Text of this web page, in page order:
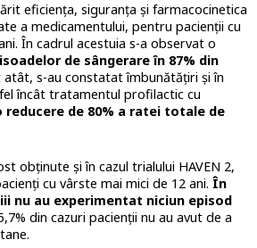
eficiența, siguranța și farmacocinetica
a medicamentului, pentru pacienții cu
În cadrul acestuia s-a observat o
de sângerare în 87% din
s-au constatat îmbunătățiri și în
încât tratamentul profilactic cu
reducere de 80% a ratei totale de
obținute și în cazul trialului HAVEN 2,
cu vârste mai mici de 12 ani. În
nu au experimentat niciun episod
din cazuri pacienții nu au avut de a